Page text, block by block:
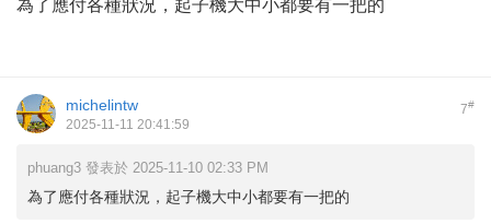
為了應付各種狀況，起子機大中小都要有一把的
7#
michelintw
2025-11-11 20:41:59
phuang3 發表於 2025-11-10 02:33 PM
為了應付各種狀況，起子機大中小都要有一把的